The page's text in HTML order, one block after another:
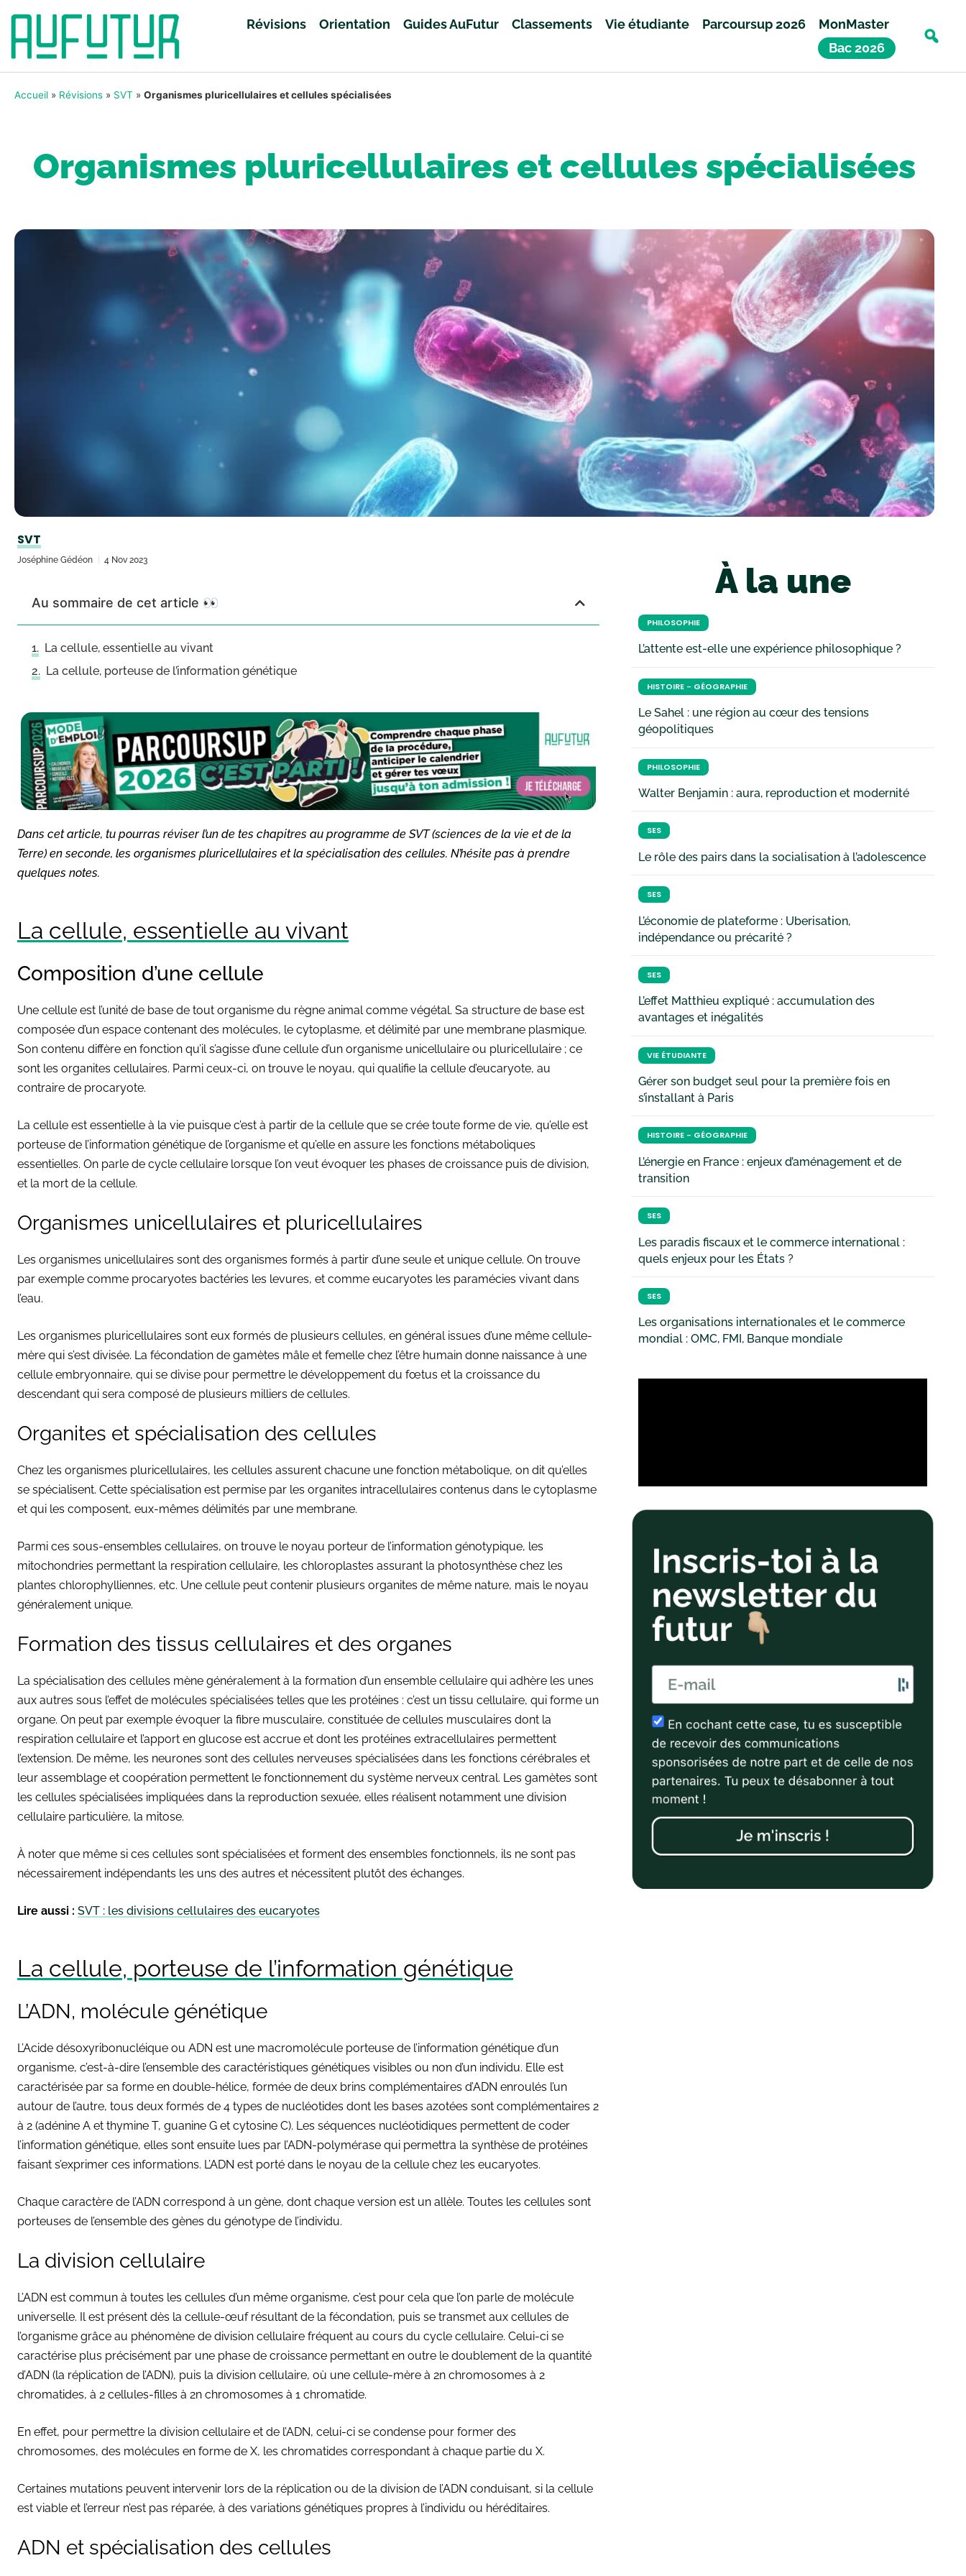
Révisions Orientation Guides AuFutur Classements Vie étudiante Parcoursup 2026
MonMaster
Bac 2026
Accueil » Révisions » SVT » Organismes pluricellulaires et cellules spécialisées
Organismes pluricellulaires et cellules spécialisées
SVT
Joséphine Gédéon 4 Nov 2023
Au sommaire de cet article 👀
La cellule, essentielle au vivant
La cellule, porteuse de l’information génétique
Dans cet article, tu pourras réviser l’un de tes chapitres au programme de SVT (sciences de la vie et de la
Terre) en seconde, les organismes pluricellulaires et la spécialisation des cellules. N’hésite pas à prendre
quelques notes.
La cellule, essentielle au vivant
Composition d’une cellule
Une cellule est l’unité de base de tout organisme du règne animal comme végétal. Sa structure de base est
composée d’un espace contenant des molécules, le cytoplasme, et délimité par une membrane plasmique.
Son contenu diffère en fonction qu’il s’agisse d’une cellule d’un organisme unicellulaire ou pluricellulaire ; ce
sont les organites cellulaires. Parmi ceux-ci, on trouve le noyau, qui qualifie la cellule d’eucaryote, au
contraire de procaryote.
La cellule est essentielle à la vie puisque c’est à partir de la cellule que se crée toute forme de vie, qu’elle est
porteuse de l’information génétique de l’organisme et qu’elle en assure les fonctions métaboliques
essentielles. On parle de cycle cellulaire lorsque l’on veut évoquer les phases de croissance puis de division,
et la mort de la cellule.
Organismes unicellulaires et pluricellulaires
Les organismes unicellulaires sont des organismes formés à partir d’une seule et unique cellule. On trouve
par exemple comme procaryotes bactéries les levures, et comme eucaryotes les paramécies vivant dans
l’eau.
Les organismes pluricellulaires sont eux formés de plusieurs cellules, en général issues d’une même cellule-
mère qui s’est divisée. La fécondation de gamètes mâle et femelle chez l’être humain donne naissance à une
cellule embryonnaire, qui se divise pour permettre le développement du fœtus et la croissance du
descendant qui sera composé de plusieurs milliers de cellules.
Organites et spécialisation des cellules
Chez les organismes pluricellulaires, les cellules assurent chacune une fonction métabolique, on dit qu’elles
se spécialisent. Cette spécialisation est permise par les organites intracellulaires contenus dans le cytoplasme
et qui les composent, eux-mêmes délimités par une membrane.
Parmi ces sous-ensembles cellulaires, on trouve le noyau porteur de l’information génotypique, les
mitochondries permettant la respiration cellulaire, les chloroplastes assurant la photosynthèse chez les
plantes chlorophylliennes, etc. Une cellule peut contenir plusieurs organites de même nature, mais le noyau
généralement unique.
Formation des tissus cellulaires et des organes
La spécialisation des cellules mène généralement à la formation d’un ensemble cellulaire qui adhère les unes
aux autres sous l’effet de molécules spécialisées telles que les protéines : c’est un tissu cellulaire, qui forme un
organe. On peut par exemple évoquer la fibre musculaire, constituée de cellules musculaires dont la
respiration cellulaire et l’apport en glucose est accrue et dont les protéines extracellulaires permettent
l’extension. De même, les neurones sont des cellules nerveuses spécialisées dans les fonctions cérébrales et
leur assemblage et coopération permettent le fonctionnement du système nerveux central. Les gamètes sont
les cellules spécialisées impliquées dans la reproduction sexuée, elles réalisent notamment une division
cellulaire particulière, la mitose.
À noter que même si ces cellules sont spécialisées et forment des ensembles fonctionnels, ils ne sont pas
nécessairement indépendants les uns des autres et nécessitent plutôt des échanges.
Lire aussi : SVT : les divisions cellulaires des eucaryotes
La cellule, porteuse de l’information génétique
L’ADN, molécule génétique
L’Acide désoxyribonucléique ou ADN est une macromolécule porteuse de l’information génétique d’un
organisme, c’est-à-dire l’ensemble des caractéristiques génétiques visibles ou non d’un individu. Elle est
caractérisée par sa forme en double-hélice, formée de deux brins complémentaires d’ADN enroulés l’un
autour de l’autre, tous deux formés de 4 types de nucléotides dont les bases azotées sont complémentaires 2
à 2 (adénine A et thymine T, guanine G et cytosine C). Les séquences nucléotidiques permettent de coder
l’information génétique, elles sont ensuite lues par l’ADN-polymérase qui permettra la synthèse de protéines
faisant s’exprimer ces informations. L’ADN est porté dans le noyau de la cellule chez les eucaryotes.
Chaque caractère de l’ADN correspond à un gène, dont chaque version est un allèle. Toutes les cellules sont
porteuses de l’ensemble des gènes du génotype de l’individu.
La division cellulaire
L’ADN est commun à toutes les cellules d’un même organisme, c’est pour cela que l’on parle de molécule
universelle. Il est présent dès la cellule-œuf résultant de la fécondation, puis se transmet aux cellules de
l’organisme grâce au phénomène de division cellulaire fréquent au cours du cycle cellulaire. Celui-ci se
caractérise plus précisément par une phase de croissance permettant en outre le doublement de la quantité
d’ADN (la réplication de l’ADN), puis la division cellulaire, où une cellule-mère à 2n chromosomes à 2
chromatides, à 2 cellules-filles à 2n chromosomes à 1 chromatide.
En effet, pour permettre la division cellulaire et de l’ADN, celui-ci se condense pour former des
chromosomes, des molécules en forme de X, les chromatides correspondant à chaque partie du X.
Certaines mutations peuvent intervenir lors de la réplication ou de la division de l’ADN conduisant, si la cellule
est viable et l’erreur n’est pas réparée, à des variations génétiques propres à l’individu ou héréditaires.
ADN et spécialisation des cellules
À la une
PHILOSOPHIE
L’attente est-elle une expérience philosophique ?
HISTOIRE - GÉOGRAPHIE
Le Sahel : une région au cœur des tensions
géopolitiques
PHILOSOPHIE
Walter Benjamin : aura, reproduction et modernité
SES
Le rôle des pairs dans la socialisation à l’adolescence
SES
L’économie de plateforme : Uberisation,
indépendance ou précarité ?
SES
L’effet Matthieu expliqué : accumulation des
avantages et inégalités
VIE ÉTUDIANTE
Gérer son budget seul pour la première fois en
s’installant à Paris
HISTOIRE - GÉOGRAPHIE
L’énergie en France : enjeux d’aménagement et de
transition
SES
Les paradis fiscaux et le commerce international :
quels enjeux pour les États ?
SES
Les organisations internationales et le commerce
mondial : OMC, FMI, Banque mondiale